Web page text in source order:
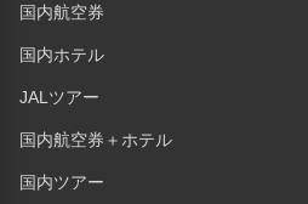
国内航空券
国内ホテル
JALツアー
国内航空券＋ホテル
国内ツアー